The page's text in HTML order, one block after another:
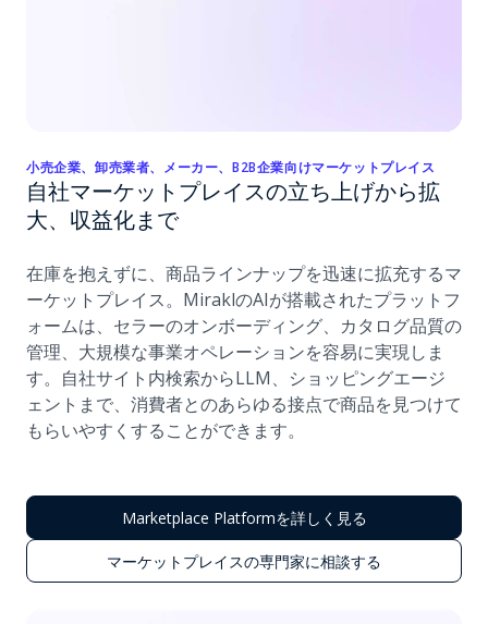
小売企業、卸売業者、メーカー、B2B企業向けマーケットプレイス
自社マーケットプレイスの立ち上げから拡
大、収益化まで
在庫を抱えずに、商品ラインナップを迅速に拡充するマ
ーケットプレイス。MiraklのAIが搭載されたプラットフ
ォームは、セラーのオンボーディング、カタログ品質の
管理、大規模な事業オペレーションを容易に実現しま
す。自社サイト内検索からLLM、ショッピングエージ
ェントまで、消費者とのあらゆる接点で商品を見つけて
もらいやすくすることができます。
Marketplace Platformを詳しく見る
マーケットプレイスの専門家に相談する